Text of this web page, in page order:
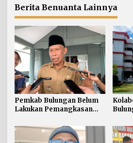
Diselesaikan
Berita Benuanta Lainnya
Pemkab Bulungan Belum
Lakukan Pemangkasan
Ada Arahan Pusat